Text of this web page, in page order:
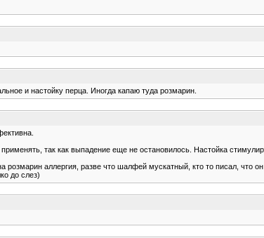
и настойку перца. Иногда капаю туда розмарин.
так как выпадение еще не остановилось. Настойка
аллергия, разве что шалфей мускатный, кто то писал, что он
до слез)